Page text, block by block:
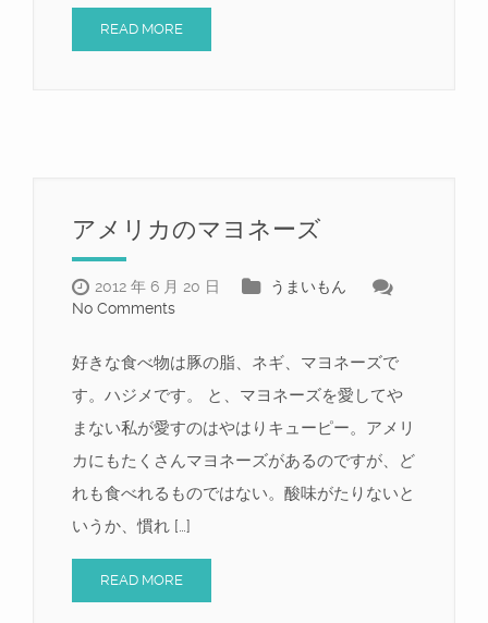
READ MORE
アメリカのマヨネーズ
2012 年 6 月 20 日
うまいもん
No Comments
好きな食べ物は豚の脂、ネギ、マヨネーズで
す。ハジメです。 と、マヨネーズを愛してや
まない私が愛すのはやはりキューピー。アメリ
カにもたくさんマヨネーズがあるのですが、ど
れも食べれるものではない。酸味がたりないと
いうか、慣れ […]
READ MORE